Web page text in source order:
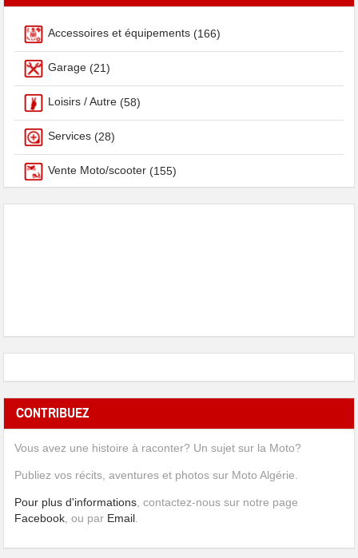
Accessoires et équipements (166)
Garage (21)
Loisirs / Autre (58)
Services (28)
Vente Moto/scooter (155)
CONTRIBUEZ
Vous avez une histoire à raconter? Un sujet sur la Moto?
Publiez vos récits, aventures et photos sur Moto Algérie.
Pour plus d'informations , contactez-nous sur notre page
Facebook , ou par Email